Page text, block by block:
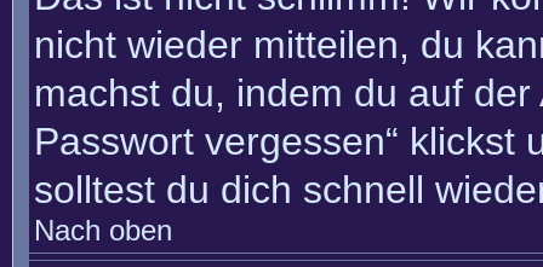
nicht wieder mitteilen, du
machst du, indem du auf
Passwort vergessen“ klickst
solltest du dich schnell
Nach oben